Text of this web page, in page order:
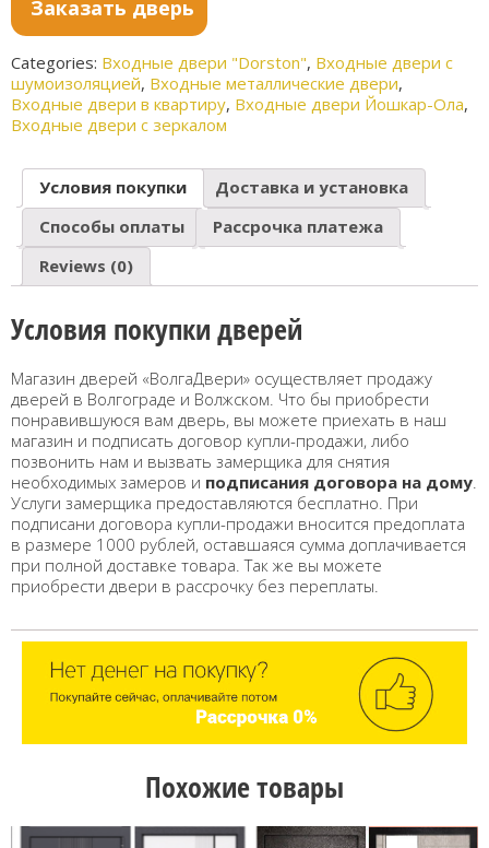
Заказать дверь
Categories: Входные двери "Dorston", Входные двери с
шумоизоляцией, Входные металлические двери,
Входные двери в квартиру, Входные двери Йошкар-Ола,
Входные двери с зеркалом
Условия покупки
Доставка и установка
Способы оплаты
Рассрочка платежа
Reviews (0)
Условия покупки дверей
Магазин дверей «ВолгаДвери» осуществляет продажу
дверей в Волгограде и Волжском. Что бы приобрести
понравившуюся вам дверь, вы можете приехать в наш
магазин и подписать договор купли-продажи, либо
позвонить нам и вызвать замерщика для снятия
необходимых замеров и подписания договора на дому
Услуги замерщика предоставляются бесплатно. При
подписани договора купли-продажи вносится предоплата
в размере 1000 рублей, оставшаяся сумма доплачивается
при полной доставке товара. Так же вы можете
приобрести двери в рассрочку без переплаты.
Похожие товары